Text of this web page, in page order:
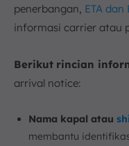
penerbangan, ETA dan
informasi carrier atau
Berikut rincian
arrival notice:
Nama kapal atau
membantu